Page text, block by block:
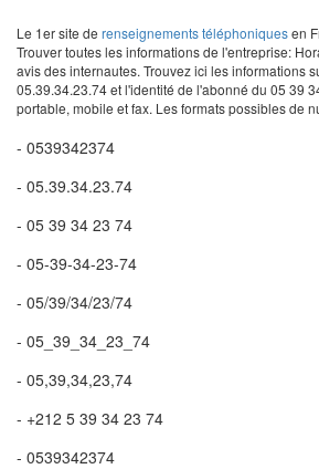
Le 1er site de renseignements téléphoniquesen
Trouver toutes les informations de l'entreprise:
avis des internautes. Trouvez ici les informations
05.39.34.23.74 et l'identité de l'abonné du 05 39
portable, mobile et fax. Les formats possibles de
- 0539342374
- 05.39.34.23.74
- 05 39 34 23 74
- 05-39-34-23-74
- 05/39/34/23/74
- 05_39_34_23_74
- 05,39,34,23,74
- +212 5 39 34 23 74
- 0539342374